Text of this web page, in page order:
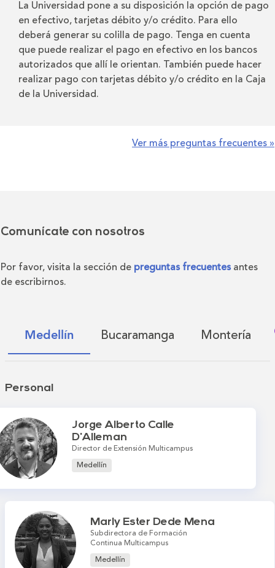
La Universidad pone a su disposición la opción de pago
en efectivo, tarjetas débito y/o crédito. Para ello
deberá generar su colilla de pago. Tenga en cuenta
que puede realizar el pago en efectivo en los bancos
autorizados que allí le orientan. También puede hacer
realizar pago con tarjetas débito y/o crédito en la Caja
de la Universidad.
Ver más preguntas frecuentes »
Comunícate con nosotros
Por favor, visita la sección de preguntas frecuentes antes
de escribirnos.
Medellín Bucaramanga Montería
Personal
Jorge Alberto Calle
D'Alleman
Director de Extensión Multicampus
Medellín
Marly Ester Dede Mena
Subdirectora de Formación
Continua Multicampus
Medellín